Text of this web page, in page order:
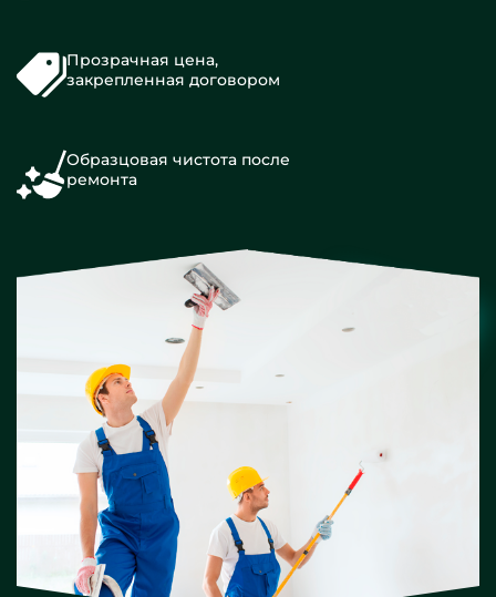
Прозрачная цена,
закрепленная договором
Образцовая чистота после
ремонта